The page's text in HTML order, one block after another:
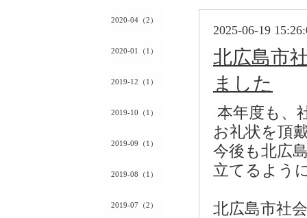
2020-04（2）
2020-01（1）
2019-12（1）
2019-10（1）
2019-09（1）
2019-08（1）
2019-07（2）
2025-06-19
北広島市
ました
本年度も、
お礼状を頂
今後も北広
立てるよう
北広島市社